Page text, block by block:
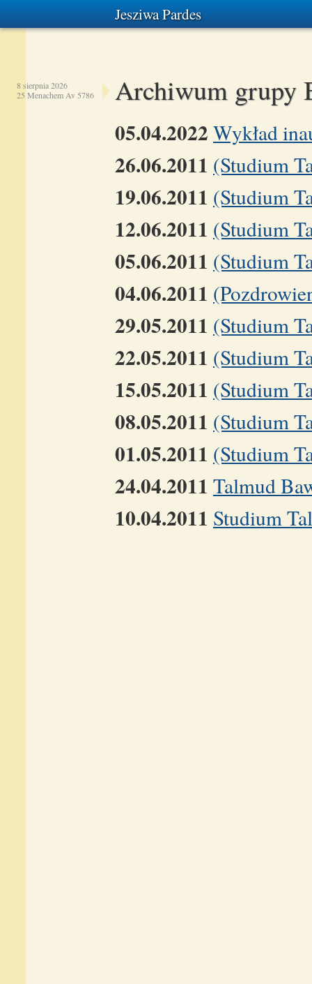
Jesziwa Pardes
8 sierpnia 2026
25 Menachem Av 5786
Archiwum grupy
05.04.2022 Wykład
26.06.2011 (Studium
19.06.2011 (Studium
12.06.2011 (Studium
05.06.2011 (Studium
04.06.2011
29.05.2011 (Studium
22.05.2011 (Studium
15.05.2011 (Studium
08.05.2011 (Studium
01.05.2011 (Studium
24.04.2011 Talmud
10.04.2011 Studium